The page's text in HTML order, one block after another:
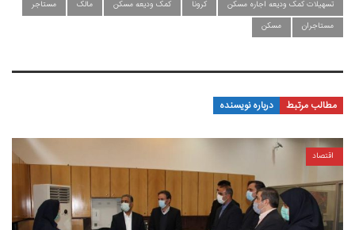
تسهیلات کمک ودیعه اجاره مسکن
کرونا کمک ودیعه مسکن مالک
مستاجر
مستاجران
مسکن
مطالب مرتبط درباره نویسنده
اقتصاد